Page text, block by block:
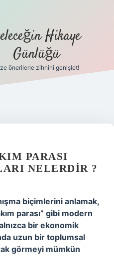
Hikaye
Günlüğü
önerilerle zihnini genişlet!
PARASI
NELERDIR ?
biçimlerini anlamak,
parası” gibi modern
bir ekonomik
uzun bir toplumsal
görmeyi mümkün